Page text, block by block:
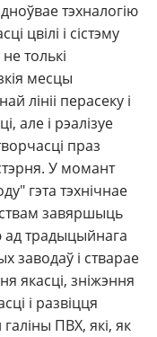
тэхналогію
цвілі і сістэму
толькі
месцы
лініі перасеку і
але і рэалізуе
праз
У момант
гэта тэхнічнае
завяршыць
традыцыйнага
заводаў і стварае
якасці, зніжэння
і развіцця
ПВХ, які, як